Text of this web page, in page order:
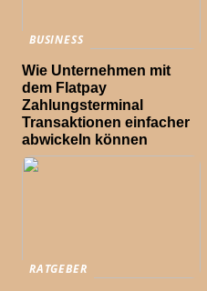
BUSINESS
Wie Unternehmen mit
dem Flatpay
Zahlungsterminal
Transaktionen einfacher
abwickeln können
RATGEBER